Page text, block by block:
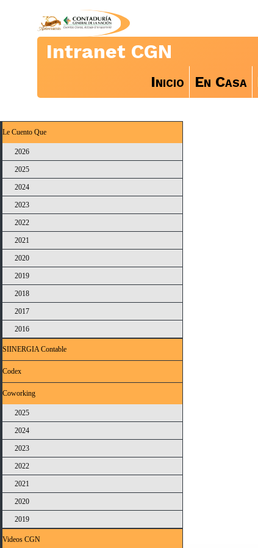
Intranet CGN
Inicio En Casa
Le Cuento Que
2026
2025
2024
2023
2022
2021
2020
2019
2018
2017
2016
SIINERGIA Contable
Codex
Coworking
2025
2024
2023
2022
2021
2020
2019
Videos CGN